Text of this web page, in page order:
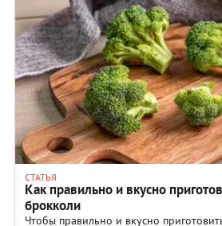
СТАТЬЯ
Как правильно и вкусно
брокколи
Чтобы правильно и вкусно